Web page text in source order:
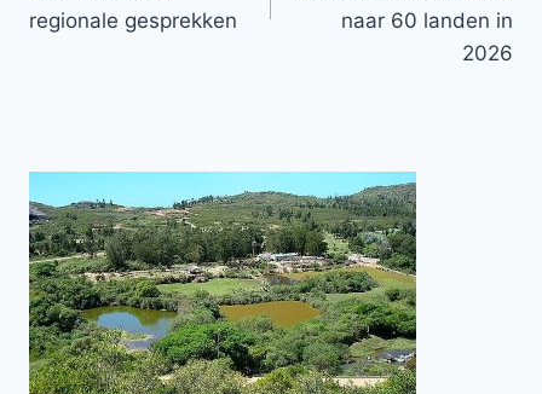
regionale gesprekken
naar 60 landen in
2026